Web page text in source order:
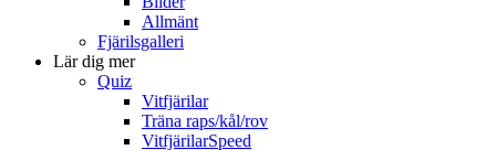
Allmänt
Fjärilsgalleri
Lär dig mer
Quiz
Vitfjärilar
Träna raps/kål/rov
VitfjärilarSpeed